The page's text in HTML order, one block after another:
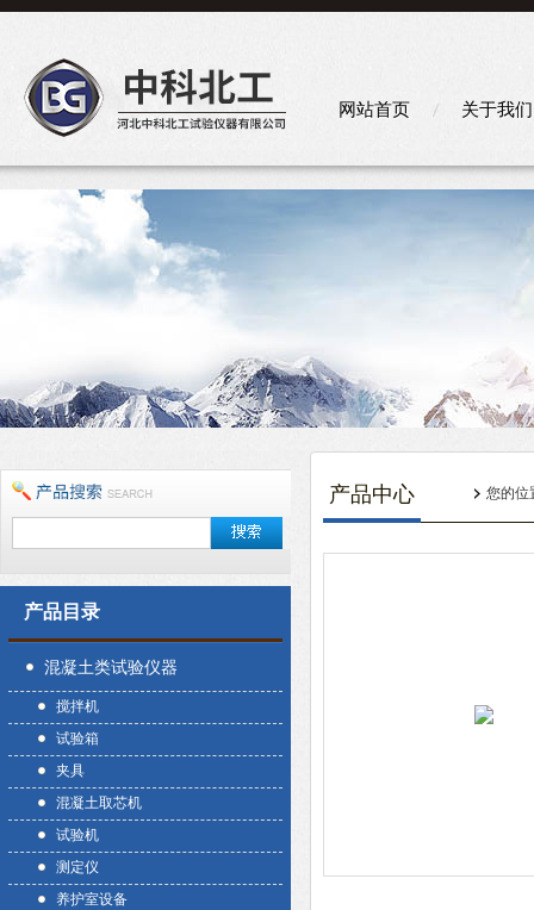
网站首页 关于我们
产品目录
混凝土类试验仪器
搅拌机
试验箱
夹具
混凝土取芯机
试验机
测定仪
养护室设备
产品中心 您的位